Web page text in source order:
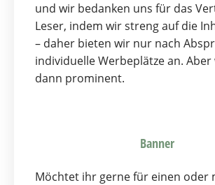
und wir bedanken uns für das
Leser, indem wir streng auf die
– daher bieten wir nur nach
individuelle Werbeplätze an. Aber
dann prominent.
Banner
Möchtet ihr gerne für einen oder